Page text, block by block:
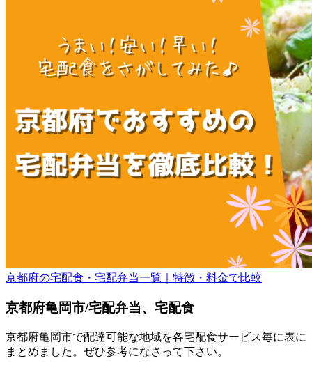
京都府の宅配食・宅配弁当一覧｜特徴・料金で比較
京都府亀岡市/宅配弁当、宅配食
京都府亀岡市で配達可能な地域を各宅配食サービス毎に表に
まとめました。ぜひ参考になさって下さい。